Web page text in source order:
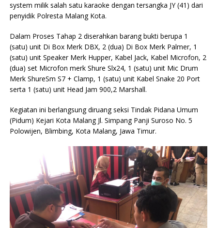
system milik salah satu karaoke dengan tersangka JY (41) dari
penyidik Polresta Malang Kota.
Dalam Proses Tahap 2 diserahkan barang bukti berupa 1
(satu) unit Di Box Merk DBX, 2 (dua) Di Box Merk Palmer, 1
(satu) unit Speaker Merk Hupper, Kabel Jack, Kabel Microfon, 2
(dua) set Microfon merk Shure Slx24, 1 (satu) unit Mic Drum
Merk ShureSm S7 + Clamp, 1 (satu) unit Kabel Snake 20 Port
serta 1 (satu) unit Head Jam 900,2 Marshall.
Kegiatan ini berlangsung diruang seksi Tindak Pidana Umum
(Pidum) Kejari Kota Malang Jl. Simpang Panji Suroso No. 5
Polowijen, Blimbing, Kota Malang, Jawa Timur.